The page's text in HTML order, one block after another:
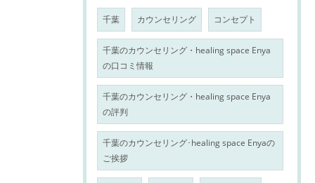
千葉 カウンセリング コンセプト
千葉のカウンセリング・healing space Enya
の口コミ情報
千葉のカウンセリング・healing space Enya
の評判
千葉のカウンセリング･healing space Enyaの
ご挨拶